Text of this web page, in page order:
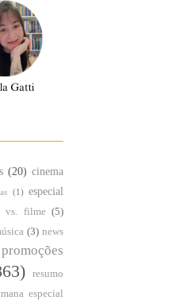
(20) cinema
(1) especial
vs. filme (5)
(3) news
promoções
resumo
especial